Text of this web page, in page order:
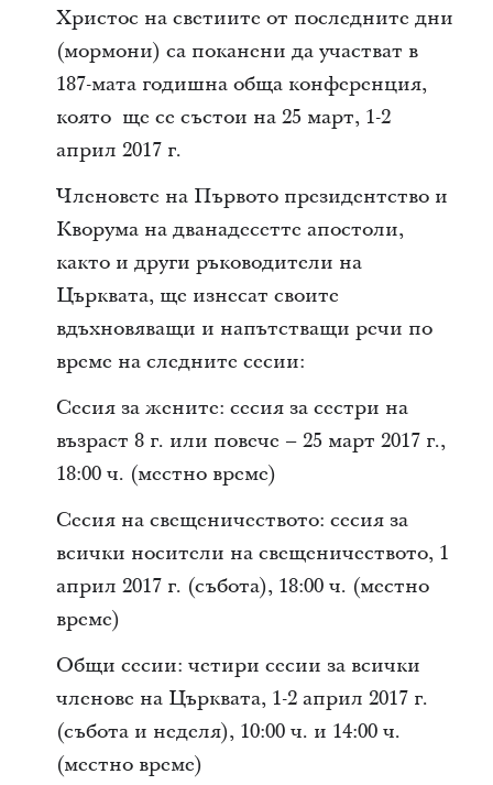
Христос на светиите от последните дни
(мормони) са поканени да участват в
187-мата годишна обща конференция,
която ще се състои на 25 март, 1-2
април 2017 г.
Членовете на Първото президентство и
Кворума на дванадесетте апостоли,
както и други ръководители на
Църквата, ще изнесат своите
вдъхновяващи и напътстващи речи по
време на следните сесии:
Сесия за жените: сесия за сестри на
възраст 8 г. или повече – 25 март 2017 г.,
18:00 ч. (местно време)
Сесия на свещеничеството: сесия за
всички носители на свещеничеството, 1
април 2017 г. (събота), 18:00 ч. (местно
време)
Общи сесии: четири сесии за всички
членове на Църквата, 1-2 април 2017 г.
(събота и неделя), 10:00 ч. и 14:00 ч.
(местно време)